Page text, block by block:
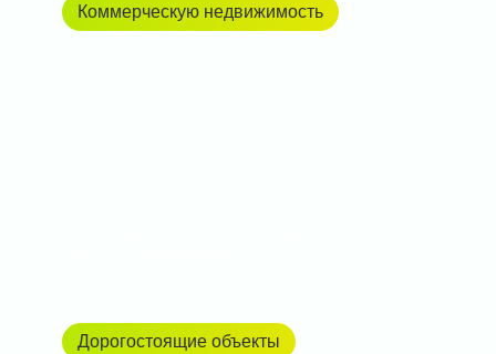
Коммерческую недвижимость
Дорогостоящие объекты